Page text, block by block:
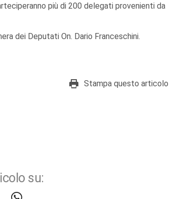
più di 200 delegati provenienti da
dei Deputati On. Dario Franceschini.
Stampa questo articolo
su: